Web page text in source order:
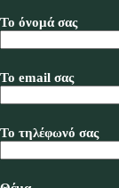
Το όνομά σας
Το email σας
Το τηλέφωνό σας